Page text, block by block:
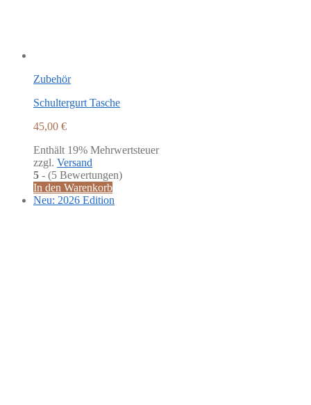
Zubehör
Schultergurt Tasche
45,00 €
Enthält 19% Mehrwertsteuer
zzgl. Versand
5 - (5 Bewertungen)
In den Warenkorb
Neu: 2026 Edition